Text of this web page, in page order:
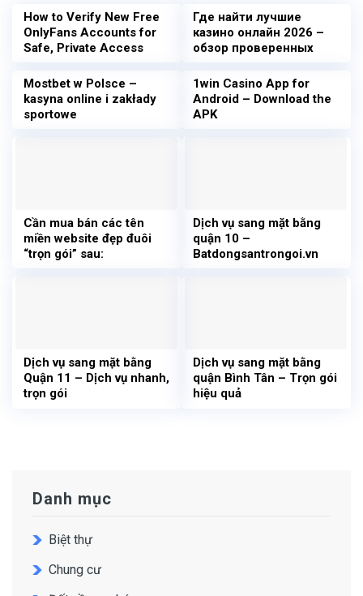
How to Verify New Free
OnlyFans Accounts for
Safe, Private Access
Где найти лучшие
казино онлайн 2026 –
обзор проверенных
Mostbet w Polsce –
kasyna online i zakłady
sportowe
1win Casino App for
Android – Download the
APK
Cần mua bán các tên
miền website đẹp đuôi
“trọn gói” sau:
Dịch vụ sang mặt bằng
quận 10 –
Batdongsantrongoi.vn
Dịch vụ sang mặt bằng
Quận 11 – Dịch vụ nhanh,
trọn gói
Dịch vụ sang mặt bằng
quận Bình Tân – Trọn gói
hiệu quả
Danh mục
Biệt thự
Chung cư